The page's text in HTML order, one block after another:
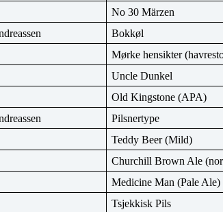
No 30 Märzen
Bokkøl
Mørke hensikter
Uncle Dunkel
Old Kingstone (APA)
Pilsnertype
Teddy Beer (Mild)
Churchill Brown Ale
Medicine Man (Pale Ale)
Tsjekkisk Pils